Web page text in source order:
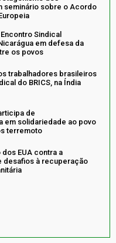
seminário sobre o Acordo
Sindical
em defesa da
os povos
trabalhadores brasileiros
do BRICS, na Índia
de
em solidariedade ao povo
terremoto
EUA contra a
desafios à recuperação